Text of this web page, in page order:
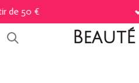
Passer
au
contenu
BeautÉ